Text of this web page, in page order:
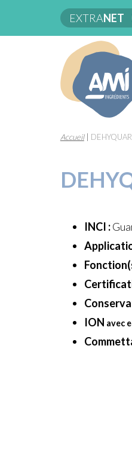
EXTRANET
Accueil|
INCI :
ION avec